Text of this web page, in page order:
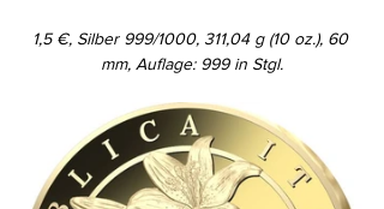
1,5 €, Silber 999/1000, 311,04 g (10 oz.), 60
mm, Auflage: 999 in Stgl.